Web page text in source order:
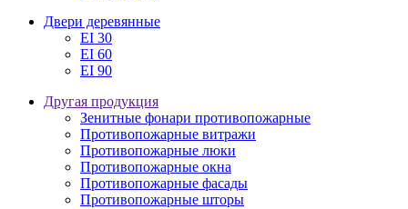
Двери деревянные
EI 30
EI 60
EI 90
Другая продукция
Зенитные фонари противопожарные
Противопожарные витражи
Противопожарные люки
Противопожарные окна
Противопожарные фасады
Противопожарные шторы